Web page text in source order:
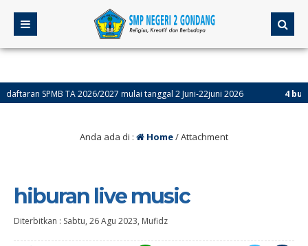
SPMB TA 2026/2027 mulai tanggal 2 Juni-22juni 2026 4 bulan
Anda ada di : Home/ Attachment
hiburan live music
Diterbitkan : Sabtu, 26 Agu 2023, Mufidz